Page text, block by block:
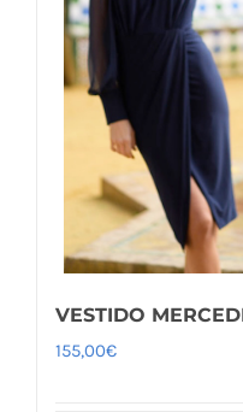
VESTIDO
155,00€